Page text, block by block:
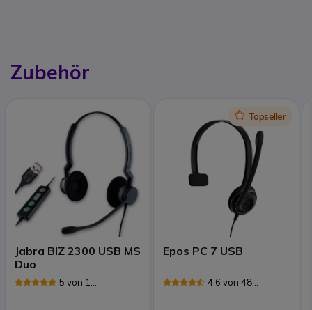
Zubehör
Jabra BIZ 2300 USB MS
Duo
5 von 1
IconTopseller
Epos PC 7 USB
4.6 von 48